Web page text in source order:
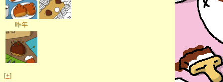
昨年
[+]